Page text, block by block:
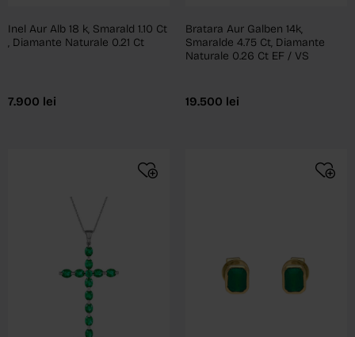
Inel Aur Alb 18 k, Smarald 1.10 Ct
, Diamante Naturale 0.21 Ct
7.900 lei
Bratara Aur Galben 14k,
Smaralde 4.75 Ct, Diamante
Naturale 0.26 Ct EF / VS
19.500 lei